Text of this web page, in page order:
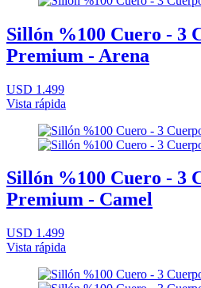
Sillón %100 Cuero - 3
Premium - Arena
USD 1.499
Vista rápida
Sillón %100 Cuero - 3
Premium - Camel
USD 1.499
Vista rápida